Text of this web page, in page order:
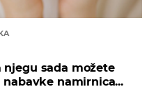
sada možete
namirnica...